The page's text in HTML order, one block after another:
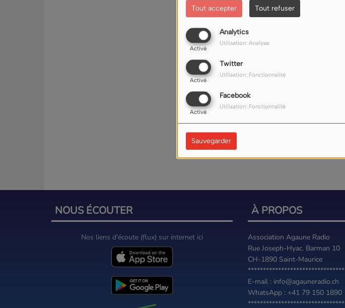
Tout accepter Tout refuser
Analytics
Activé
Utilisation: Analyse
Twitter
Activé
Utilisation: Fonctionnalité
Facebook
Activé
Utilisation: Fonctionnalité
Sauvegarder
NOUS ÉCOUTER
Nos liens d'écoute (flux) sur internet ici
À PROPOS
Association Agaune Radio
Rue Joseph-Hyac. Barman 10
CH-1890 Saint-Maurice
********************************
E-mail : info@agauneradio.ch
WhatsApp : +41 79 150 1890
********************************